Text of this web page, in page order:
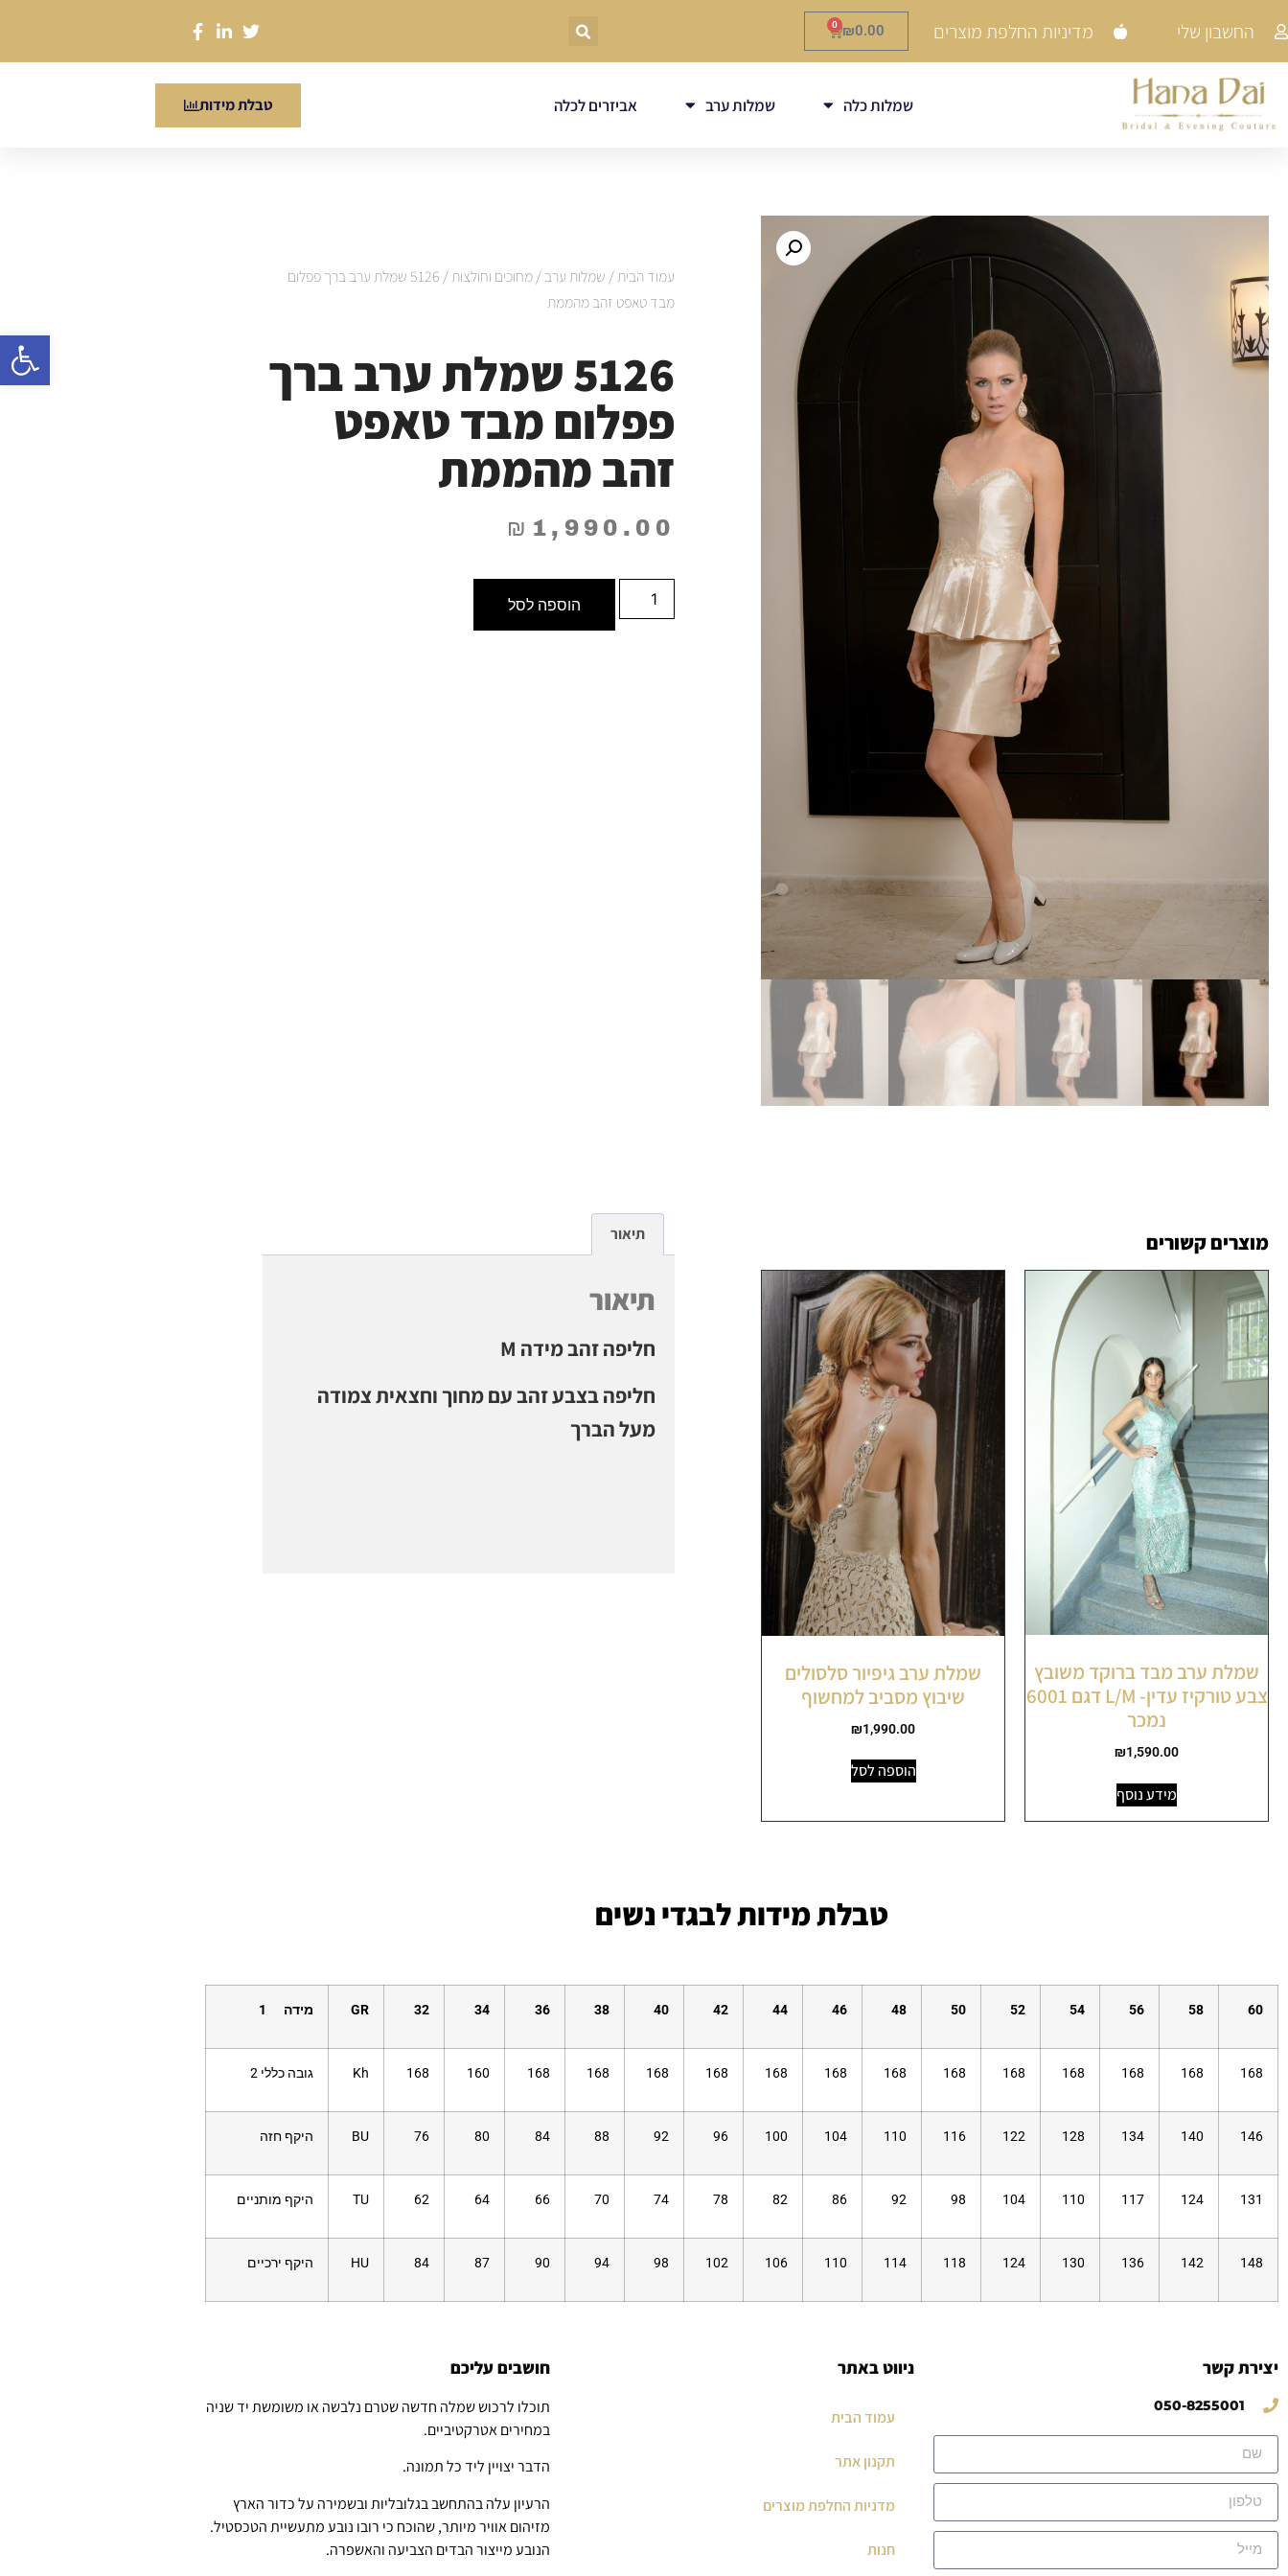
פתח
החשבון שלי מדיניות החלפת מוצרים ₪0.00
0
שמלות כלה שמלות ערב אביזרים לכלה טבלת מידות
עמוד הבית/ שמלות ערב/מחוכים וחולצות
/ 5126 שמלת ערב ברך פפלום
מבד טאפט זהב מהממת
5126 שמלת ערב ברך
פפלום מבד טאפט
זהב מהממת
₪ 1,990.00
הוספה לסל
מוצרים קשורים
שמלת ערב מבד ברוקד משובץ
צבע טורקיז עדין- L/M דגם 6001
נמכר
₪1,590.00
מידע נוסף
שמלת ערב גיפיור סלסולים
שיבוץ מסביב למחשוף
₪1,990.00
הוספה לסל
תיאור
תיאור
חליפה זהב מידה M
חליפה בצבע זהב עם מחוך וחצאית צמודה
מעל הברך
טבלת מידות לבגדי נשים
60
58
56
54
52
50
48
46
44
42
40
38
36
34
32
GR מידה 1
168
168
168
168
168
168
168
168
168
168
168
168
168
160
168
Kh גובה כללי 2
146
140
134
128
122
116
110
104
100
96
92
88
84
80
76
BU היקף חזה
131
124
117
110
104
98
92
86
82
78
74
70
66
64
62
TU היקף מותניים
148
142
136
130
124
118
114
110
106
102
98
94
90
87
84
HU היקף ירכיים
יצירת קשר
050-8255001
ניווט באתר
עמוד הבית
תקנון אתר
מדניות החלפת מוצרים
חנות
חושבים עליכם
תוכלו לרכוש שמלה חדשה שטרם נלבשה או משומשת יד שניה
במחירים אטרקטיביים.
הדבר יצויין ליד כל תמונה.
הרעיון עלה בהתחשב בגלובליות ובשמירה על כדור הארץ
מזיהום אוויר מיותר, שהוכח כי רובו נובע מתעשיית הטכסטיל.
הנובע מייצור הבדים הצביעה והאשפרה.